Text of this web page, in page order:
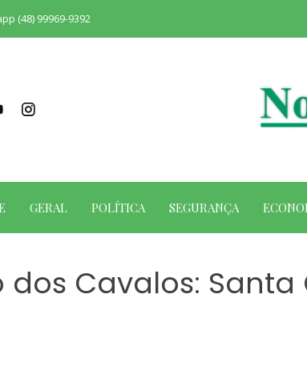
(48) 99969-9392
GERAL POLÍTICA SEGURANÇA
dos Cavalos: